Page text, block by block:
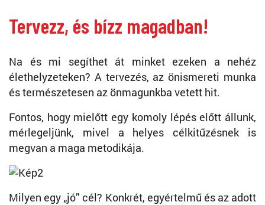
Tervezz, és bízz magadban!
Na és mi segíthet át minket ezeken a nehéz
élethelyzeteken? A tervezés, az önismereti munka
és természetesen az önmagunkba vetett hit.
Fontos, hogy mielőtt egy komoly lépés előtt állunk,
mérlegeljünk, mivel a helyes célkitűzésnek is
megvan a maga metodikája.
Milyen egy „jó” cél? Konkrét, egyértelmű és az adott